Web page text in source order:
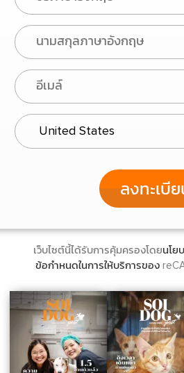
เว็บไซต์นี้ได้รับการคุ้มครองโดยนโย
ข้อกำหนดในการให้บริการของ